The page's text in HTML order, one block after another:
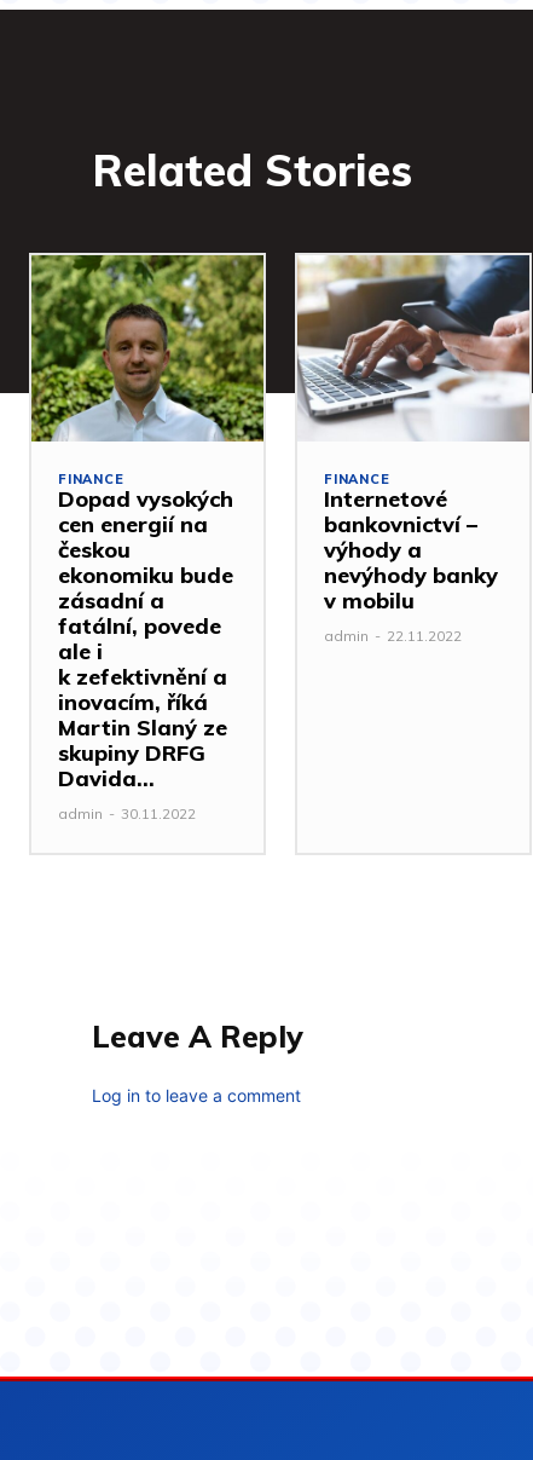
Related Stories
FINANCE
Dopad vysokých
cen energií na
českou
ekonomiku bude
zásadní a
fatální, povede
ale i
k zefektivnění a
inovacím, říká
Martin Slaný ze
skupiny DRFG
Davida...
admin - 30.11.2022
FINANCE
Internetové
bankovnictví –
výhody a
nevýhody banky
v mobilu
admin - 22.11.2022
Leave A Reply
Log in to leave a comment